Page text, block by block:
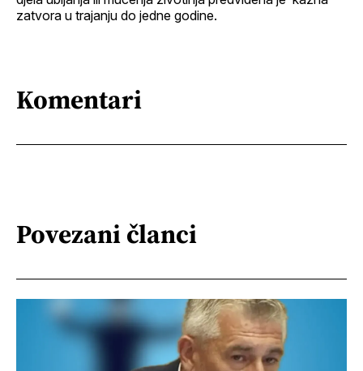
zatvora u trajanju do jedne godine.
Komentari
Povezani članci